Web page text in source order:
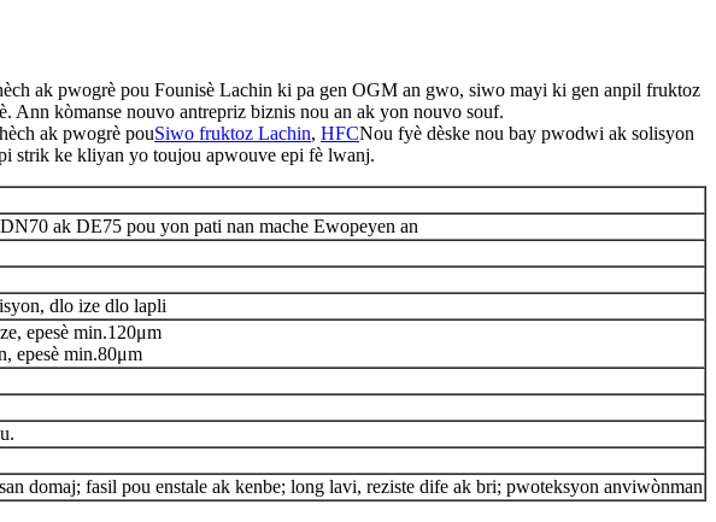
ak pwogrè pou Founisè Lachin ki pa gen OGM an gwo, siwo mayi ki gen anpil fruktoz
Ann kòmanse nouvo antrepriz biznis nou an ak yon nouvo souf.
ak pwogrè pouSiwo fruktoz Lachin, HFCNou fyè dèske nou bay pwodwi ak solisyon
strik ke kliyan yo toujou apwouve epi fè lwanj.
ak DE75 pou yon pati nan mache Ewopeyen an
dlo ize dlo lapli
epesè min.120μm
epesè min.80μm
domaj; fasil pou enstale ak kenbe; long lavi, reziste dife ak bri; pwoteksyon anviwònman